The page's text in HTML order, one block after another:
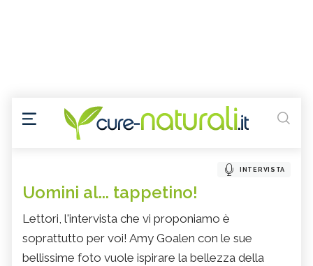
INTERVISTA
Uomini al... tappetino!
Lettori, l'intervista che vi proponiamo è
soprattutto per voi! Amy Goalen con le sue
bellissime foto vuole ispirare la bellezza della